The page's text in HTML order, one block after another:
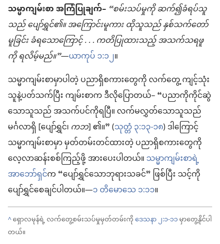
သမ္မာကျမ်းစာ အကြံပြုချက်– “စမ်းသပ်မှုကို ဆက်၍ခံရပ်သူ
သည် ပျော်ရွှင်၏။ အကြောင်းမူကား ထိုသူသည် နှစ်သက်တော်
မူခြင်း ခံရသောကြောင့် . . . ကတိပြုထားသည့် အသက်သရဖူ
ကို ရလိမ့်မည်။”—ယာကုပ် ၁:၁၂။
သမ္မာကျမ်းစာမှာပါတဲ့ ပညာရှိစကားတွေကို လက်တွေ့ ကျင့်သုံး
သူနဲ့ပတ်သက်ပြီး ကျမ်းစာက ဒီလိုပြောတယ်– “ပညာကိုကိုင်ဆွဲ
သောသူသည် အသက်ပင်ကိုရပြီ။ လက်မလွှတ်သောသူသည်
မင်္ဂလာရှိ [ပျော်ရွှင်၊ကဘ] ၏။” (သုတ္တံ ၃:၁၃-၁၈) ဒါကြောင့်
သမ္မာကျမ်းစာမှာ မှတ်တမ်းတင်ထားတဲ့ ပညာရှိစကားတွေကို
လေ့လာဆန်းစစ်ကြည့်ဖို့ အားပေးပါတယ်။သမ္မာကျမ်းစာရဲ့
အာဘော်ရှင်က “ပျော်ရွှင်သောဘုရားသခင်” ဖြစ်ပြီး သင့်ကို
ပျော်ရွှင်စေချင်ပါတယ်။—၁ တိမောသေ ၁:၁၁။
^ရှောလမုန်ရဲ့ လက်တွေ့စမ်းသပ်မှုမှတ်တမ်းကိုဒေသနာ ၂:၁-၁၁မှာတွေ့နိုင်ပါ
တယ်။